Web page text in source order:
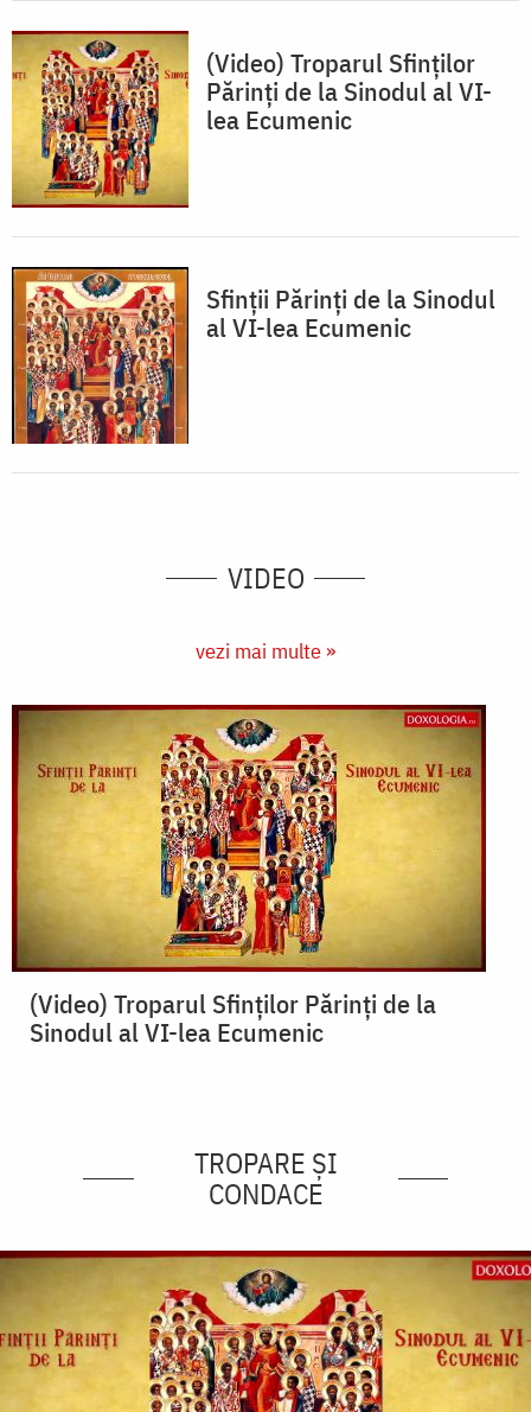
(Video) Troparul Sfinților
Părinţi de la Sinodul al VI-
lea Ecumenic
Sfinţii Părinţi de la Sinodul
al VI-lea Ecumenic
VIDEO
vezi mai multe »
(Video) Troparul Sfinților Părinţi de la
Sinodul al VI-lea Ecumenic
TROPARE ȘI
CONDACE